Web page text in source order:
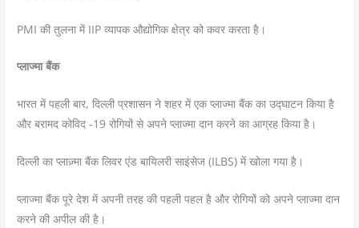
PMI की तुलना में IIP व्यापक औद्योगिक क्षेत्र को कवर करता है।
प्लाज्मा बैंक
भारत में पहली बार, दिल्ली प्रशासन ने शहर में एक प्लाज्मा बैंक का उद्घाटन किया है
और बरामद कोविद -19 रोगियों से अपने प्लाज्मा दान करने का आग्रह किया है।
दिल्ली का प्लाज़्मा बैंक लिवर एंड बायिलरी साइंसेज (ILBS) में खोला गया है।
प्लाज्मा बैंक पूरे देश में अपनी तरह की पहली पहल है और रोगियों को अपने प्लाज्मा दान
करने की अपील की है।